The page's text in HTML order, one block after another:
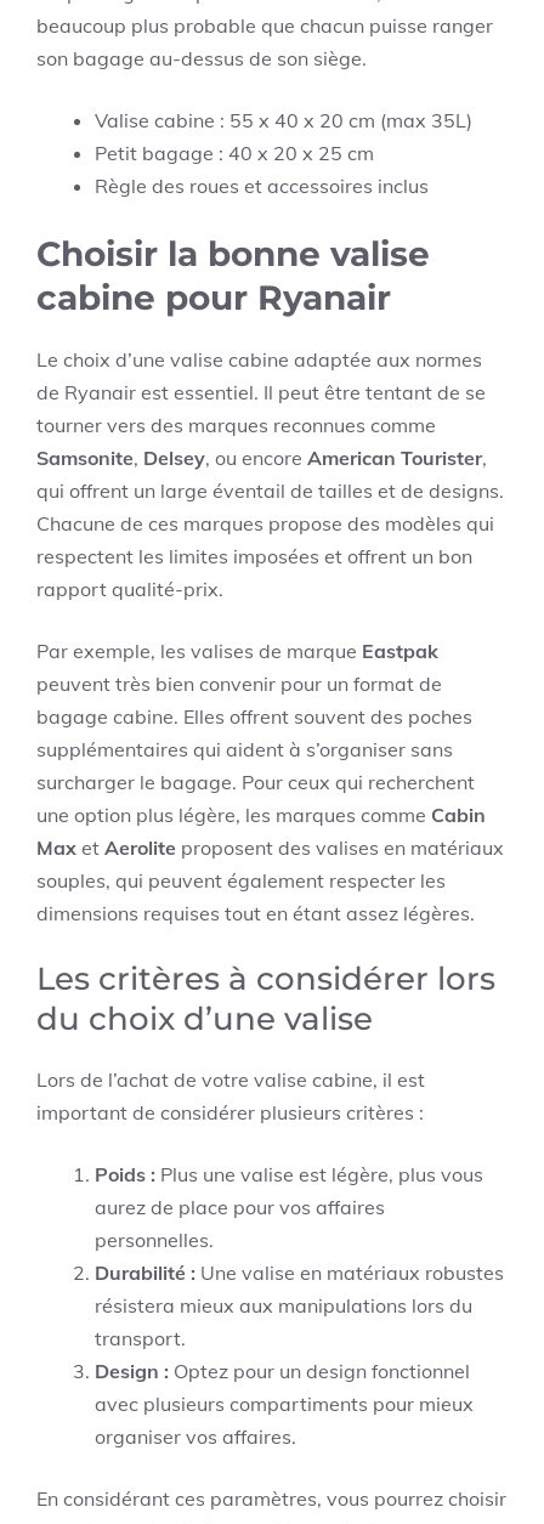
beaucoup plus probable que chacun puisse ranger
son bagage au-dessus de son siège.
Valise cabine : 55 x 40 x 20 cm (max 35L)
Petit bagage : 40 x 20 x 25 cm
Règle des roues et accessoires inclus
Choisir la bonne valise
cabine pour Ryanair
Le choix d’une valise cabine adaptée aux normes
de Ryanair est essentiel. Il peut être tentant de se
tourner vers des marques reconnues comme
Samsonite, Delsey, ou encore American Tourister,
qui offrent un large éventail de tailles et de designs.
Chacune de ces marques propose des modèles qui
respectent les limites imposées et offrent un bon
rapport qualité-prix.
Par exemple, les valises de marque Eastpak
peuvent très bien convenir pour un format de
bagage cabine. Elles offrent souvent des poches
supplémentaires qui aident à s’organiser sans
surcharger le bagage. Pour ceux qui recherchent
une option plus légère, les marques comme Cabin
Max et Aerolite proposent des valises en matériaux
souples, qui peuvent également respecter les
dimensions requises tout en étant assez légères.
Les critères à considérer lors
du choix d’une valise
Lors de l’achat de votre valise cabine, il est
important de considérer plusieurs critères :
Poids : Plus une valise est légère, plus vous
aurez de place pour vos affaires
personnelles.
Durabilité : Une valise en matériaux robustes
résistera mieux aux manipulations lors du
transport.
Design : Optez pour un design fonctionnel
avec plusieurs compartiments pour mieux
organiser vos affaires.
En considérant ces paramètres, vous pourrez choisir